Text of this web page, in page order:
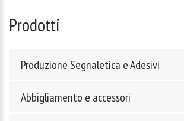
Prodotti
Produzione Segnaletica e Adesivi
Abbigliamento e accessori